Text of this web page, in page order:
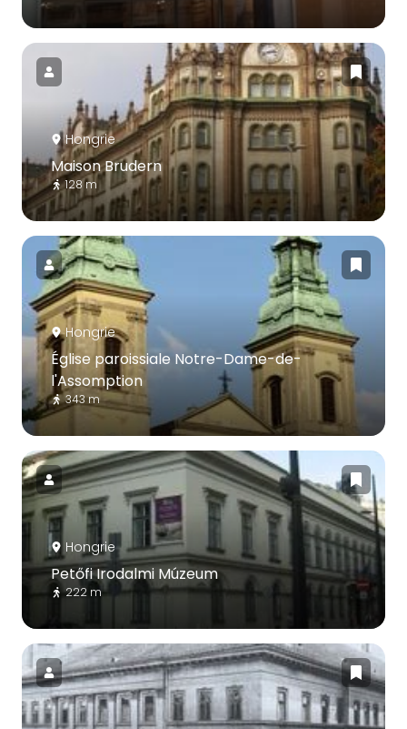
Hongrie
Maison Brudern
128 m
Hongrie
Église paroissiale Notre-Dame-de-
l'Assomption
343 m
Hongrie
Petőfi Irodalmi Múzeum
222 m